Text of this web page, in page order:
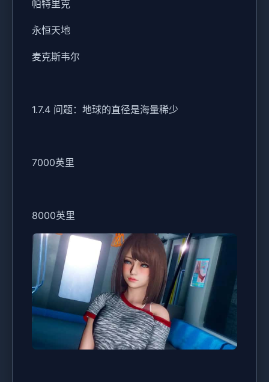
帕特里克
永恒天地
麦克斯韦尔
1.7.4 问题：地球的直径是海量稀少
7000英里
8000英里